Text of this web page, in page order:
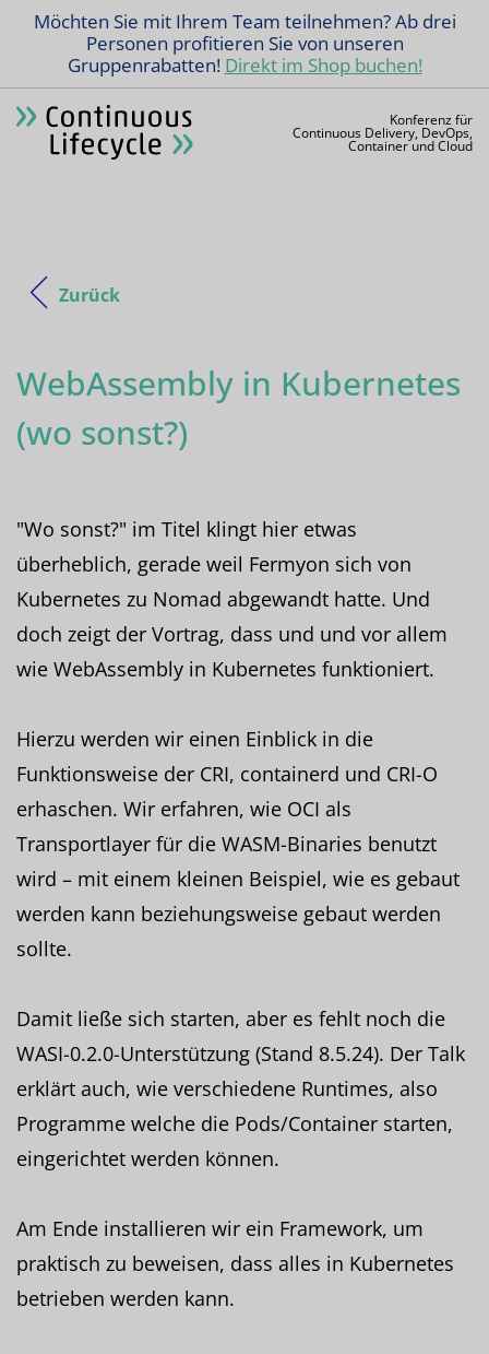
Möchten Sie mit Ihrem Team teilnehmen? Ab drei
Personen profitieren Sie von unseren
Gruppenrabatten! Direkt im Shop buchen!
Konferenz für
Continuous Delivery, DevOps,
Container und Cloud
Zurück
WebAssembly in Kubernetes
(wo sonst?)
"Wo sonst?" im Titel klingt hier etwas
überheblich, gerade weil Fermyon sich von
Kubernetes zu Nomad abgewandt hatte. Und
doch zeigt der Vortrag, dass und und vor allem
wie WebAssembly in Kubernetes funktioniert.
Hierzu werden wir einen Einblick in die
Funktionsweise der CRI, containerd und CRI-O
erhaschen. Wir erfahren, wie OCI als
Transportlayer für die WASM-Binaries benutzt
wird – mit einem kleinen Beispiel, wie es gebaut
werden kann beziehungsweise gebaut werden
sollte.
Damit ließe sich starten, aber es fehlt noch die
WASI-0.2.0-Unterstützung (Stand 8.5.24). Der Talk
erklärt auch, wie verschiedene Runtimes, also
Programme welche die Pods/Container starten,
eingerichtet werden können.
Am Ende installieren wir ein Framework, um
praktisch zu beweisen, dass alles in Kubernetes
betrieben werden kann.